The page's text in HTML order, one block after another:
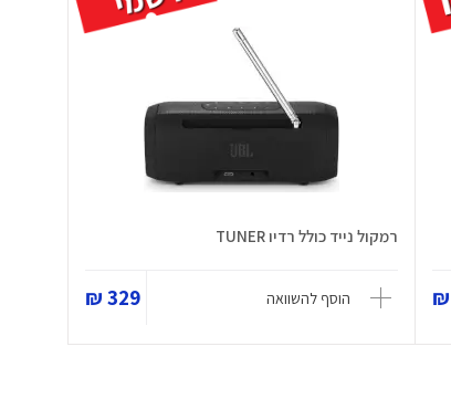
רמקול נייד כולל רדיו TUNER
הוסף להשוואה 329 ₪